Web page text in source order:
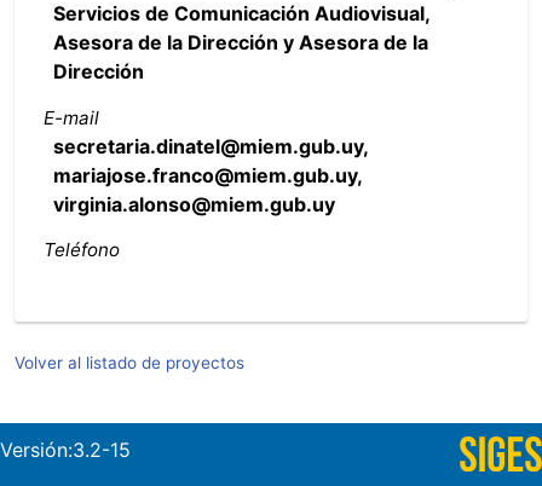
Servicios de Comunicación Audiovisual,
Asesora de la Dirección y Asesora de la
Dirección
E-mail
secretaria.dinatel@miem.gub.uy,
mariajose.franco@miem.gub.uy,
virginia.alonso@miem.gub.uy
Teléfono
Volver al listado de proyectos
Versión:3.2-15